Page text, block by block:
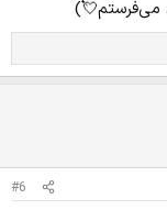
می‌فرستم💘)
#6